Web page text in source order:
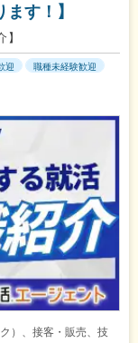
す！】
迎
職種未経験歓迎
）、接客・販売、技